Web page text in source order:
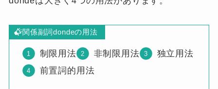
関係副詞dondeの用法
制限用法 非制限用法
独立用法
前置詞的用法